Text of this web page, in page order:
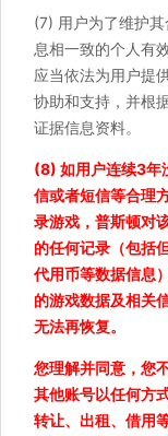
(7) 用户为了维护
息相一致的个人有
应当依法为用户提
协助和支持，并根
证据信息资料。
(8) 如用户连续3年
信或者短信等合理
录游戏，普斯顿对
的任何记录（包括
代用币等数据信息
的游戏数据及相关
无法再恢复。
您理解并同意，您
其他账号以任何方
转让、出租、借用